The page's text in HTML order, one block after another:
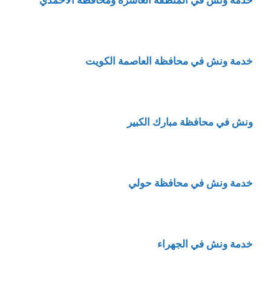
خدمة ونش في محافظة العاصمة الكويت
ونش في محافظة مبارك الكبير
خدمة ونش في محافظة حولي
خدمة ونش في الجهراء